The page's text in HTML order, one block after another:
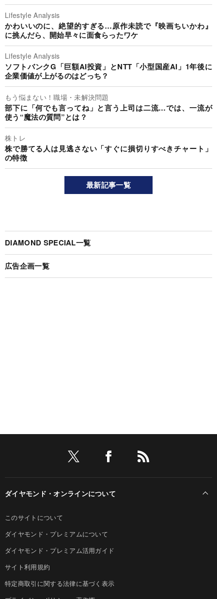
Lifestyle Analysis
かわいいのに、絶望的すぎる…原作未読で『映画ちいかわ』
に挑んだら、開始早々に面食らったワケ
Lifestyle Analysis
ソフトバンクG「巨額AI投資」とNTT「小型国産AI」1年後に
企業価値が上がるのはどっち？
もう悩まない！職場・未解決問題
部下に「何でも言ってね」と言う上司は二流…では、一流が
使う“魔法の質問”とは？
株トレ
株で勝てる人は見逃さない「すぐに損切りすべきチャート」
の特徴
最新記事一覧
DIAMOND SPECIAL一覧
広告企画一覧
ダイヤモンド・オンラインについて
このサイトについて
ダイヤモンド・プレミアムについて
ダイヤモンド・プレミアム活用ガイド
サイト利用規約
特定商取引に関する法律に基づく表示